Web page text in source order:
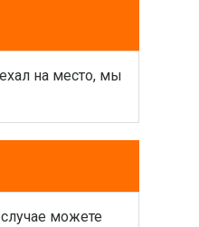
на место, мы
можете